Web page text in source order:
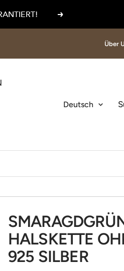
Weiter
Über
Sprache
Deutsch
HALSKETTE
925 SILBER